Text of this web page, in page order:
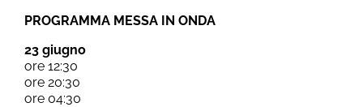
PROGRAMMA MESSA IN ONDA
23 giugno
ore 12:30
ore 20:30
ore 04:30